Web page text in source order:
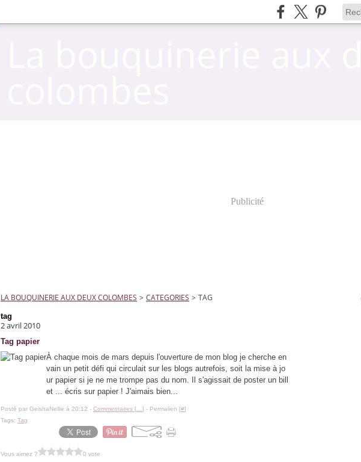
Publicité
LA BOUQUINERIE AUX DEUX COLOMBES > CATEGORIES > TAG
tag
2 avril 2010
Tag papier
À chaque mois de mars depuis l'ouverture de mon blog je cherche en
vain un petit défi qui circulait sur les blogs autrefois, soit la mise à jo
ur papier si je ne me trompe pas du nom. Il s'agissait de poster un bill
et ... écris sur papier ! J'aimais bien...
Posté par GeishaNellie à 20:12 - Commentaires [ ] - Permalien [#]
Tags: Tag
Vous aimez ? 0 vote